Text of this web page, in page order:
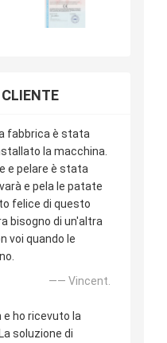
fabbrica è stata
la macchina.
e pelare è stata
e pela le patate
felice di questo
bisogno di un'altra
voi quando le
—— Vincent.
e ho ricevuto la
soluzione di